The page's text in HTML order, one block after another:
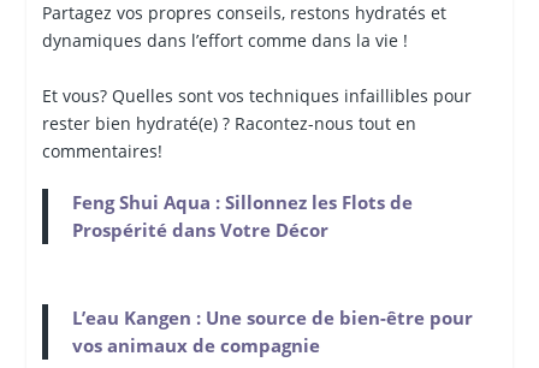
Partagez vos propres conseils, restons hydratés et
dynamiques dans l’effort comme dans la vie !
Et vous? Quelles sont vos techniques infaillibles pour
rester bien hydraté(e) ? Racontez-nous tout en
commentaires!
Feng Shui Aqua : Sillonnez les Flots de
Prospérité dans Votre Décor
L’eau Kangen : Une source de bien-être pour
vos animaux de compagnie